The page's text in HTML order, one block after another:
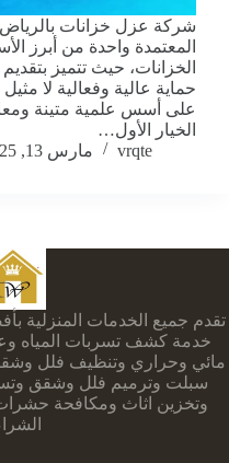
شركة عزل خزانات
المعتمدة واحدة من أبرز
الخزانات، حيث تتميز
حماية عالية وفعالية لا
على أسس علمية متينة
الخيار الأول…
vrqte
مارس 13, 2025
تقدم جميع الخدمات المنزلية
خدمة كشف تسربات المياه
مائي وحراري وتنظيف فلل
سبلت وترميم فلل وشقق
وتخزين اثاث ومكافحة